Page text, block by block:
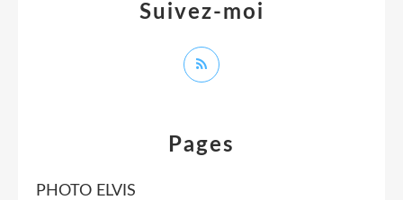
Pages
PHOTO ELVIS
Suivez-moi